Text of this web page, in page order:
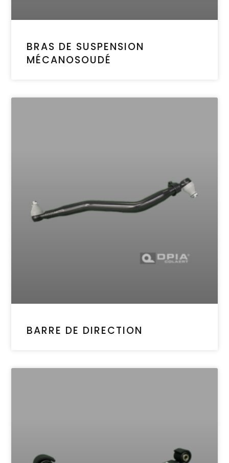
BRAS DE SUSPENSION
MÉCANOSOUDÉ
BARRE DE DIRECTION